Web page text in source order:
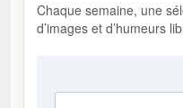
Chaque semaine, une
d’images et d’humeurs